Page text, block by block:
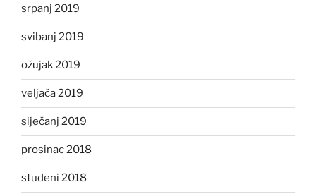
srpanj 2019
svibanj 2019
ožujak 2019
veljača 2019
siječanj 2019
prosinac 2018
studeni 2018